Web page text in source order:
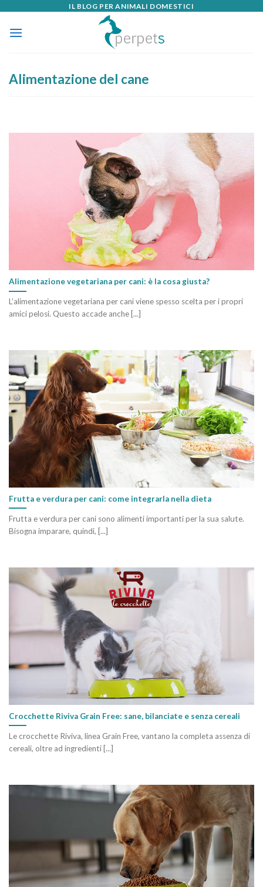
content
IL BLOG PER ANIMALI DOMESTICI
Alimentazione del cane
Alimentazione vegetariana per cani: è la cosa giusta?
L’alimentazione vegetariana per cani viene spesso scelta per i propri
amici pelosi. Questo accade anche [...]
Frutta e verdura per cani: come integrarla nella dieta
Frutta e verdura per cani sono alimenti importanti per la sua salute.
Bisogna imparare, quindi, [...]
Crocchette Riviva Grain Free: sane, bilanciate e senza cereali
Le crocchette Riviva, linea Grain Free, vantano la completa assenza di
cereali, oltre ad ingredienti [...]